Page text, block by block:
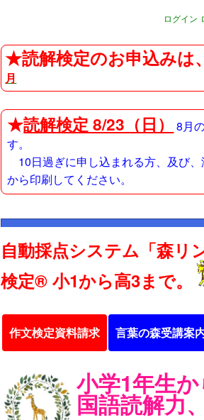
ログイン
★読解検定のお申込み
月
★読解検定 8/23（日）
8月
す。
10日過ぎに申し込まれる方、及び
から印刷してください。
自動採点システム「森リ
検定® 小1から高3まで。
作文検定資料請求 言葉の森受講案
小学1年生か
国語読解力